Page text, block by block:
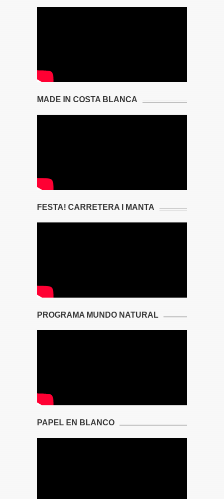
MADE IN COSTA BLANCA
FESTA! CARRETERA I MANTA
PROGRAMA MUNDO NATURAL
PAPEL EN BLANCO